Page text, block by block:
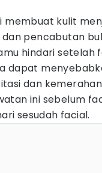
membuat kulit
pencabutan
hindari setelah
dapat
dan
ini sebelum
sesudah facial.